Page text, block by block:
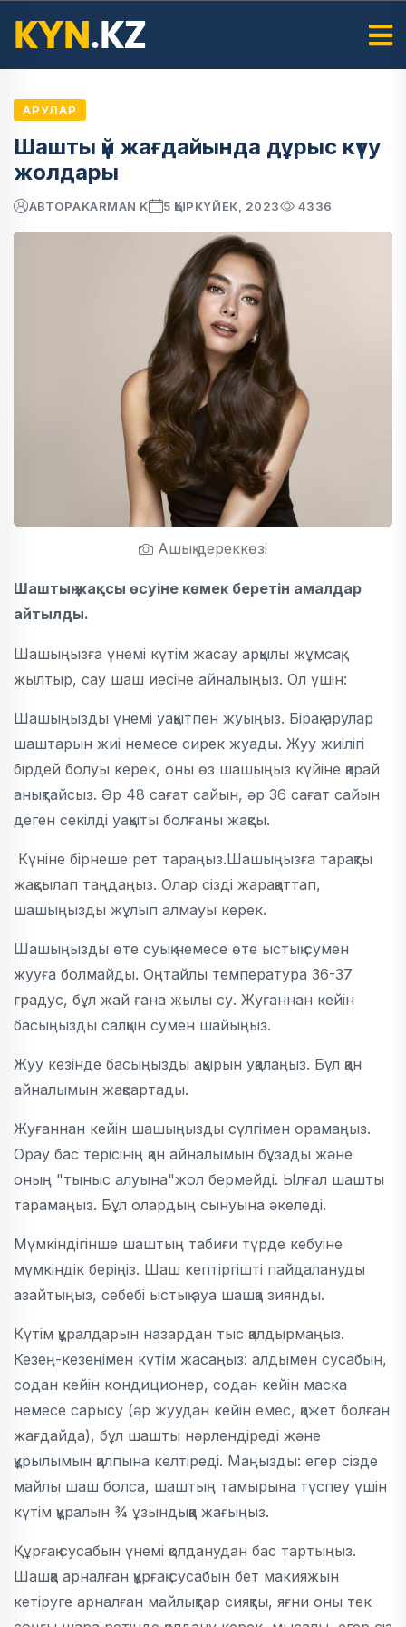
АРУЛАР
Шашты үй жағдайында дұрыс күту
жолдары
АВТОРAKARMAN K 5 ҚЫРКҮЙЕК, 2023 4336
Ашық дереккөзі
Шаштың жақсы өсуіне көмек беретін амалдар
айтылды.
Шашыңызға үнемі күтім жасау арқылы жұмсақ,
жылтыр, сау шаш иесіне айналыңыз. Ол үшін:
Шашыңызды үнемі уақытпен жуыңыз. Бірақ арулар
шаштарын жиі немесе сирек жуады. Жуу жиілігі
бірдей болуы керек, оны өз шашыңыз күйіне қарай
анықтайсыз. Әр 48 сағат сайын, әр 36 сағат сайын
деген секілді уақыты болғаны жақсы.
Күніне бірнеше рет тараңыз.Шашыңызға тарақты
жақсылап таңдаңыз. Олар сізді жарақаттап,
шашыңызды жұлып алмауы керек.
Шашыңызды өте суық немесе өте ыстық сумен
жууға болмайды. Оңтайлы температура 36-37
градус, бұл жай ғана жылы су. Жуғаннан кейін
басыңызды салқын сумен шайыңыз.
Жуу кезінде басыңызды ақырын уқалаңыз. Бұл қан
айналымын жақсартады.
Жуғаннан кейін шашыңызды сүлгімен орамаңыз.
Орау бас терісінің қан айналымын бұзады және
оның "тыныс алуына"жол бермейді. Ылғал шашты
тарамаңыз. Бұл олардың сынуына әкеледі.
Мүмкіндігінше шаштың табиғи түрде кебуіне
мүмкіндік беріңіз. Шаш кептіргішті пайдалануды
азайтыңыз, себебі ыстық ауа шашқа зиянды.
Күтім құралдарын назардан тыс қалдырмаңыз.
Кезең-кезеңімен күтім жасаңыз: алдымен сусабын,
содан кейін кондиционер, содан кейін маска
немесе сарысу (әр жуудан кейін емес, қажет болған
жағдайда), бұл шашты нәрлендіреді және
құрылымын қалпына келтіреді. Маңызды: егер сізде
майлы шаш болса, шаштың тамырына түспеу үшін
күтім құралын ¾ ұзындыққа жағыңыз.
Құрғақ сусабын үнемі қолданудан бас тартыңыз.
Шашқа арналған құрғақ сусабын бет макияжын
кетіруге арналған майлықтар сияқты, яғни оны тек